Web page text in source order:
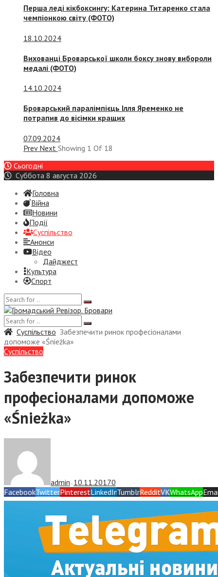
Перша леді кікбоксингу: Катерина Титаренко стала
чемпіонкою світу (ФОТО)
18.10.2024
Вихованці Броварської школи боксу знову вибороли
медалі (ФОТО)
14.10.2024
Броварський паралімпієць Ілля Яременко не
потрапив до вісімки кращих
07.09.2024
Prev Next Showing 1 Of 18
Сьогодні
Суббота 8 августа 2026
Головна
Війна
Новини
Події
Суспiльство
Анонси
Відео
Дайджест
Культура
Спорт
Суспiльство Забезпечити ринок професіоналами
допоможе «Śnieżka»
Суспiльство
Забезпечити ринок
професіоналами допоможе
«Śnieżka»
admin — 10.11.20170
FacebookTwitterPinterestLinkedInTumblrRedditVKWhatsApp